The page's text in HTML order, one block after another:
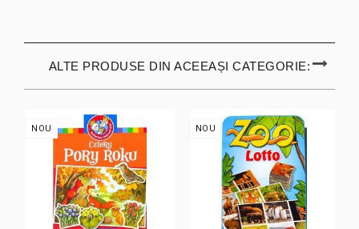
ALTE PRODUSE DIN ACEEAȘI CATEGORIE:
NOU NOU